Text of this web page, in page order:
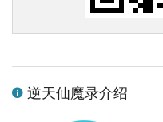
逆天仙魔录介绍